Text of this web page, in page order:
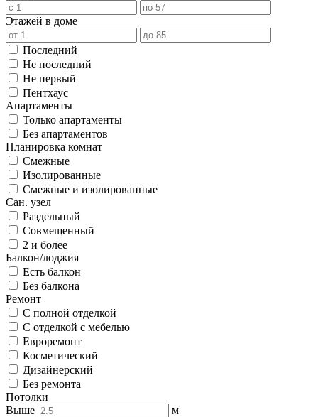
Этажей в доме
Последний
Не последний
Не первый
Пентхаус
Апартаменты
Только апартаменты
Без апартаментов
Планировка комнат
Смежные
Изолированные
Смежные и изолированные
Сан. узел
Раздельный
Совмещенный
2 и более
Балкон/лоджия
Есть балкон
Без балкона
Ремонт
С полной отделкой
С отделкой с мебелью
Евроремонт
Косметический
Дизайнерский
Без ремонта
Потолки
Выше
м